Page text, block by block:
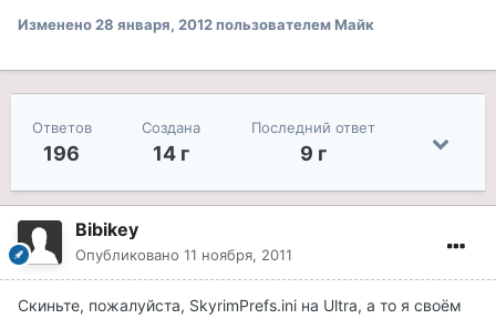
Изменено 28 января, 2012пользователем Майк
Ответов
196
Создана
14 г
Последний ответ
9 г
Bibikey
Опубликовано 11 ноября, 2011
Скиньте, пожалуйста, SkyrimPrefs.ini на Ultra, а то я своём